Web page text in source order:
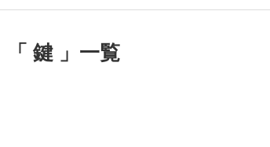
「 鍵 」一覧